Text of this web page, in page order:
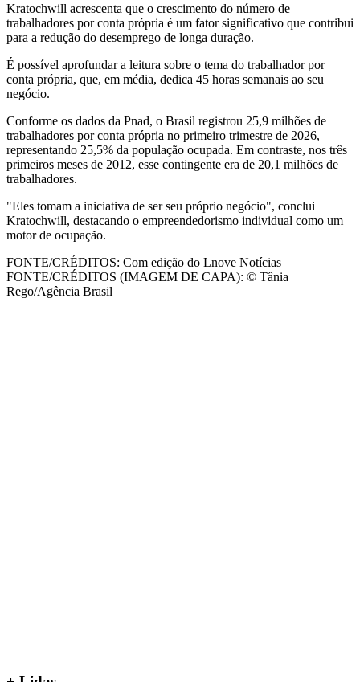
Kratochwill acrescenta que o crescimento do número de
trabalhadores por conta própria é um fator significativo que contribui
para a redução do desemprego de longa duração.
É possível aprofundar a leitura sobre o tema do trabalhador por
conta própria, que, em média, dedica 45 horas semanais ao seu
negócio.
Conforme os dados da Pnad, o Brasil registrou 25,9 milhões de
trabalhadores por conta própria no primeiro trimestre de 2026,
representando 25,5% da população ocupada. Em contraste, nos três
primeiros meses de 2012, esse contingente era de 20,1 milhões de
trabalhadores.
"Eles tomam a iniciativa de ser seu próprio negócio", conclui
Kratochwill, destacando o empreendedorismo individual como um
motor de ocupação.
FONTE/CRÉDITOS: Com edição do Lnove Notícias
FONTE/CRÉDITOS (IMAGEM DE CAPA): © Tânia
Rego/Agência Brasil